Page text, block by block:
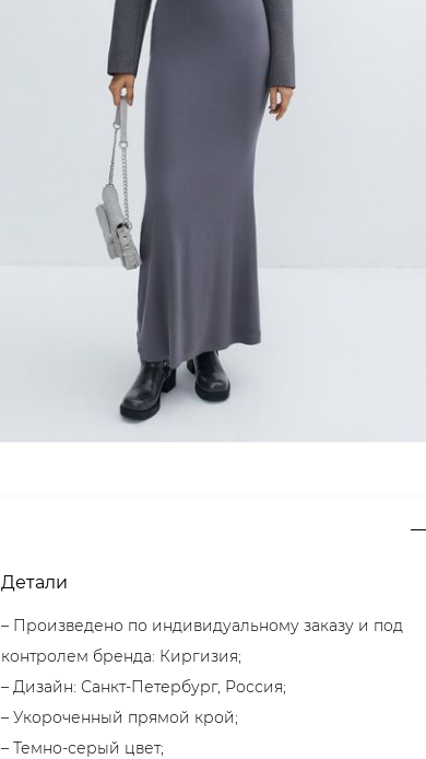
Детали
– Произведено по индивидуальному заказу и под
контролем бренда: Киргизия;
– Дизайн: Санкт-Петербург, Россия;
– Укороченный прямой крой;
– Темно-серый цвет;